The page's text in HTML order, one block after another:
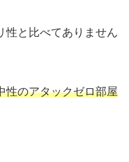
性と比べてありません
性のアタックゼロ部屋